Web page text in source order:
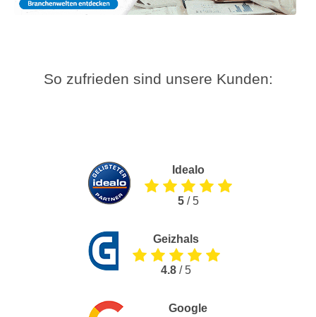
So zufrieden sind unsere Kunden:
Idealo
5/ 5
Geizhals
4.8 / 5
Google